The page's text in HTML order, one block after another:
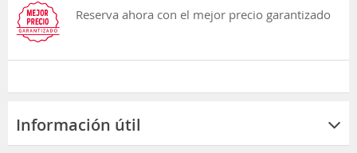
Reserva ahora con el mejor precio garantizado
Información útil